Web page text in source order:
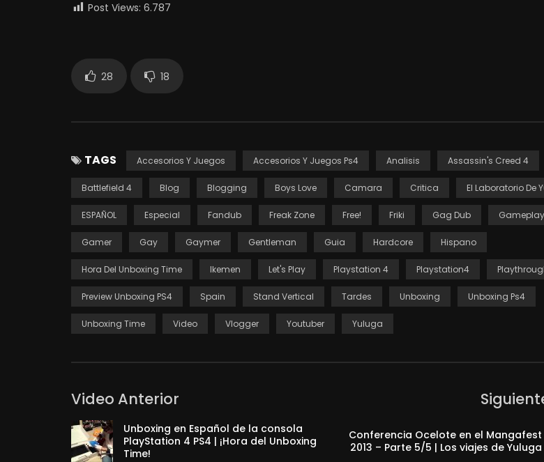
Post Views: 6.787
28 18
TAGS Accesorios Y Juegos Accesorios Y Juegos Ps4 Analisis Assassin's Creed 4
Battlefield 4 Blog Blogging Boys Love Camara Critica El Laboratorio De
ESPAÑOL Especial Fandub Freak Zone Free! Friki Gag Dub Gameplay
Gamer Gay Gaymer Gentleman Guia Hardcore Hispano
Hora Del Unboxing Time Ikemen Let's Play Playstation 4 Playstation4
Preview Unboxing PS4 Spain Stand Vertical Tardes Unboxing Unboxing Ps4
Unboxing Time Video Vlogger Youtuber Yuluga
Video Anterior
Unboxing en Español de la consola
PlayStation 4 PS4 | ¡Hora del Unboxing
Time!
Conferencia Ocelote en el Mangafest
2013 – Parte 5/5 | Los viajes de Yuluga